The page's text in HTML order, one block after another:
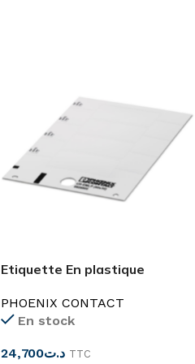
Etiquette En plastique
PHOENIX CONTACT
En stock
د.ت24,700 TTC